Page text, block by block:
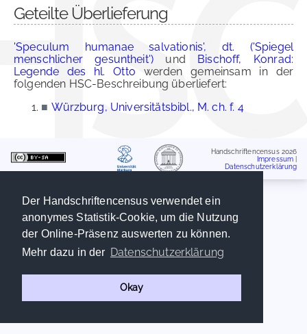
Der Handschriftencensus verwendet ein
anonymes Statistik-Cookie, um die Nutzung
der Online-Präsenz auswerten zu können.
Mehr dazu in der Datenschutzerklärung
Okay
Geteilte Überlieferung
'Speculum humanae salvationis', dt. ('Spiegel
menschlicher gesuntheit') und Bischoff, Konrad:
Legende des hl. Otto werden gemeinsam in der
folgenden HSC-Beschreibung überliefert:
■ Würzburg, Universitätsbibl., M. ch. f. 4
Handschriftencensus 2026
Impressum
Datenschutzerklärung